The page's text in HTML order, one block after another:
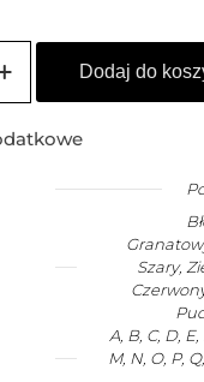
Dodaj do
Szary,
A, B, C, D, E,
M, N, O, P,